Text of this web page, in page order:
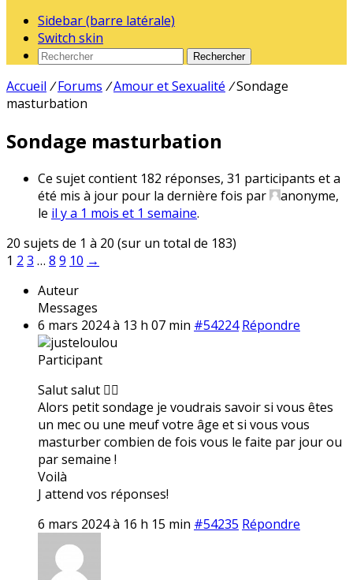
Sidebar (barre latérale)
Switch skin
Rechercher
Accueil / Forums /Amour et Sexualité /Sondage
masturbation
Sondage masturbation
Ce sujet contient 182 réponses, 31 participants et a
été mis à jour pour la dernière fois par
anonyme,
le il y a 1 mois et 1 semaine.
20 sujets de 1 à 20 (sur un total de 183)
1 2 3 … 8 9 10 →
Auteur
Messages
6 mars 2024 à 13 h 07 min #54224 Répondre
justeloulou
Participant
Salut salut ✌🏼
Alors petit sondage je voudrais savoir si vous êtes
un mec ou une meuf votre âge et si vous vous
masturber combien de fois vous le faite par jour ou
par semaine !
Voilà
J attend vos réponses!
6 mars 2024 à 16 h 15 min #54235 Répondre